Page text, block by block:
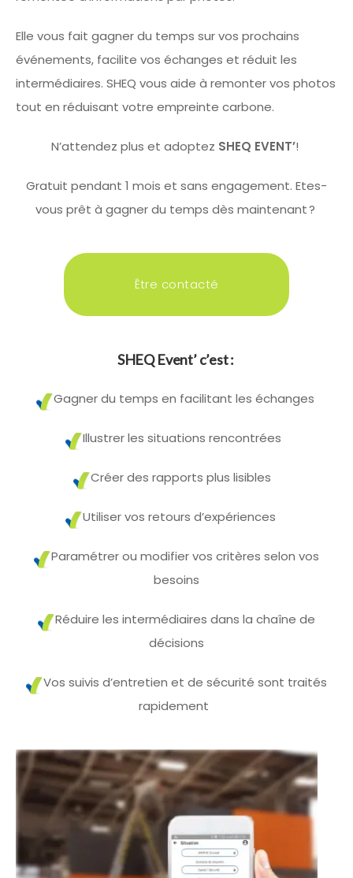
Elle vous fait gagner du temps sur vos prochains
événements, facilite vos échanges et réduit les
intermédiaires. SHEQ vous aide à remonter vos photos
tout en réduisant votre empreinte carbone.
N’attendez plus et adoptez SHEQ EVENT’!
Gratuit pendant 1 mois et sans engagement. Etes-
vous prêt à gagner du temps dès maintenant?
Être contacté
SHEQEvent’ c’est:
Gagner du temps en facilitant les échanges
Illustrer les situations rencontrées
Créer des rapports plus lisibles
Utiliser vos retours d’expériences
Paramétrer ou modifiervos critères selon vos
besoins
Réduire les intermédiaires dans la chaîne de
décisions
Vos suivis d’entretien et de sécurité sont traités
rapidement